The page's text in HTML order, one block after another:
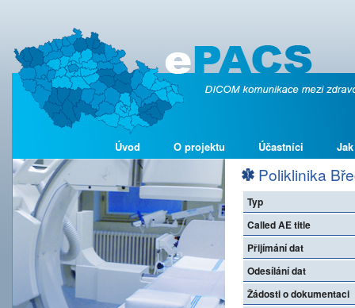
Úvod O projektu Účastníci
Poliklinika
Typ
Called AE title
Přijímání dat
Odesílání dat
Žádosti o dokumentaci